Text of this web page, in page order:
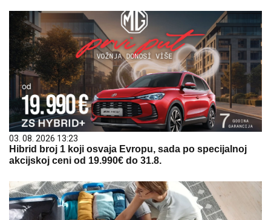
03. 08. 2026 13:23
Hibrid broj 1 koji osvaja Evropu, sada po specijalnoj
akcijskoj ceni od 19.990€ do 31.8.